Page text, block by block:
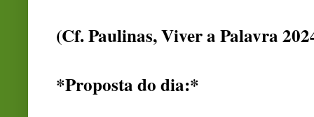
(Cf. Paulinas, Viver a Palavra
*Proposta do dia:*